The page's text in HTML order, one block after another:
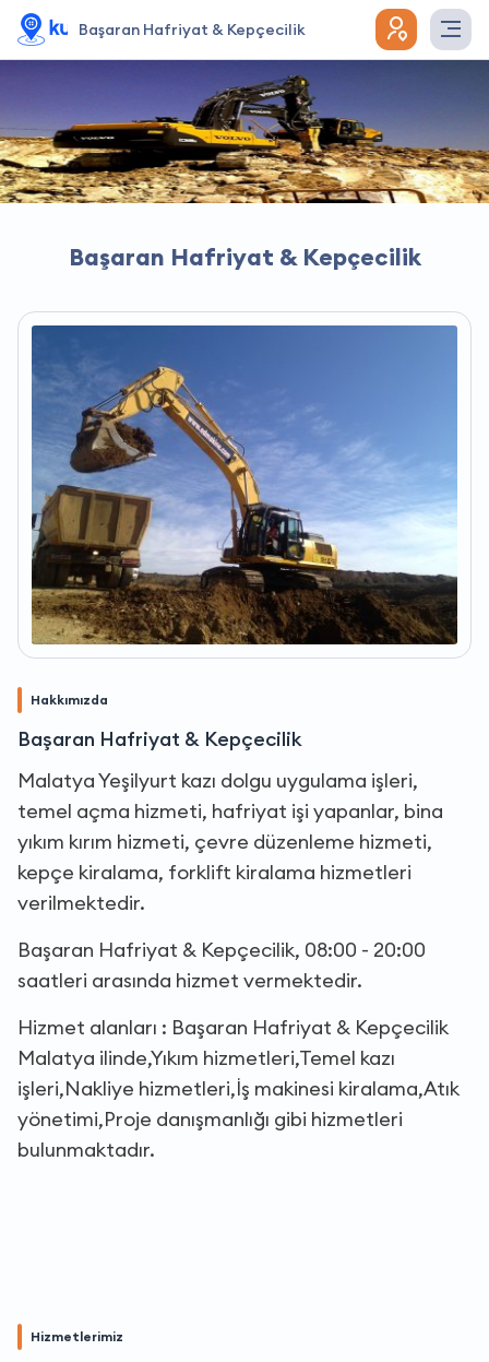
Başaran Hafriyat & Kepçecilik
Başaran Hafriyat & Kepçecilik
Hakkımızda
Başaran Hafriyat & Kepçecilik
Malatya Yeşilyurt kazı dolgu uygulama işleri,
temel açma hizmeti, hafriyat işi yapanlar, bina
yıkım kırım hizmeti, çevre düzenleme hizmeti,
kepçe kiralama, forklift kiralama hizmetleri
verilmektedir.
Başaran Hafriyat & Kepçecilik, 08:00 - 20:00
saatleri arasında hizmet vermektedir.
Hizmet alanları : Başaran Hafriyat & Kepçecilik
Malatya ilinde,Yıkım hizmetleri,Temel kazı
işleri,Nakliye hizmetleri,İş makinesi kiralama,Atık
yönetimi,Proje danışmanlığı gibi hizmetleri
bulunmaktadır.
Hizmetlerimiz